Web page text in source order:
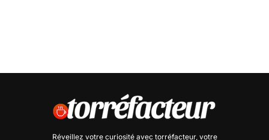
Réveillez votre curiosité avec torréfacteur, votre